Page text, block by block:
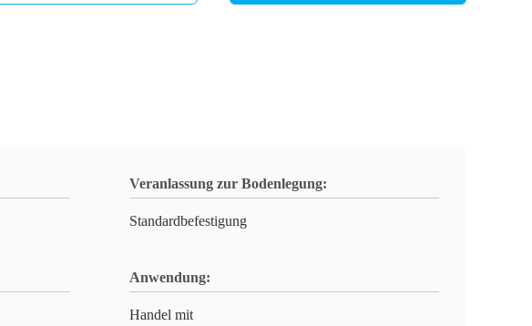
Veranlassung zur Bodenlegung:
Standardbefestigung
Anwendung:
Handel mit